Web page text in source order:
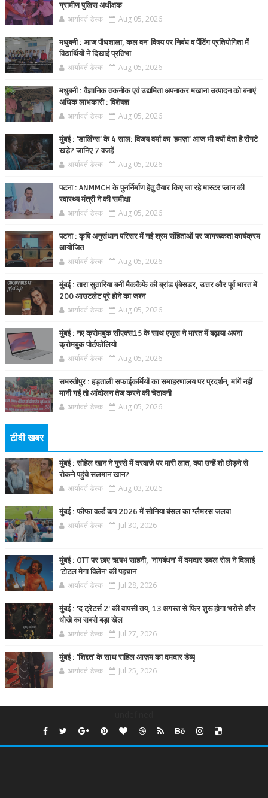
ग्रामीण पुलिस अधीक्षक
आर्यावर्त डेस्क Aug 05, 2026
मधुबनी : आज पौधशाला, कल वन' विषय पर निबंध व पेंटिंग प्रतियोगिता में
विद्यार्थियों ने दिखाई प्रतिभा
आर्यावर्त डेस्क Aug 05, 2026
मधुबनी : वैज्ञानिक तकनीक एवं उद्यमिता अपनाकर मखाना उत्पादन को बनाएं
अधिक लाभकारी : विशेषज्ञ
आर्यावर्त डेस्क Aug 05, 2026
मुंबई : 'डार्लिंग्स' के 4 साल: विजय वर्मा का 'हमज़ा' आज भी क्यों देता है रोंगटे
खड़े? जानिए 7 वजहें
आर्यावर्त डेस्क Aug 05, 2026
पटना : ANMMCH के पुनर्निर्माण हेतु तैयार किए जा रहे मास्टर प्लान की
स्वास्थ्य मंत्री ने की समीक्षा
आर्यावर्त डेस्क Aug 05, 2026
पटना : कृषि अनुसंधान परिसर में नई श्रम संहिताओं पर जागरूकता कार्यक्रम
आयोजित
आर्यावर्त डेस्क Aug 05, 2026
मुंबई : तारा सुतारिया बनीं मैककैफे की ब्रांड एंबेसडर, उत्तर और पूर्व भारत में
200 आउटलेट पूरे होने का जश्न
आर्यावर्त डेस्क Aug 05, 2026
मुंबई : नए क्रोमबुक सीएक्स15 के साथ एसुस ने भारत में बढ़ाया अपना
क्रोमबुक पोर्टफोलियो
आर्यावर्त डेस्क Aug 05, 2026
समस्तीपुर : हड़ताली सफाईकर्मियों का समाहरणालय पर प्रदर्शन, मांगें नहीं
मानी गईं तो आंदोलन तेज करने की चेतावनी
आर्यावर्त डेस्क Aug 05, 2026
टीवी खबर
मुंबई : सोहेल खान ने गुस्से में दरवाज़े पर मारी लात, क्या उन्हें शो छोड़ने से
रोकने पहुंचे सलमान खान?
आर्यावर्त डेस्क Aug 03, 2026
मुंबई : फीफा वर्ल्ड कप 2026 में सोनिया बंसल का ग्लैमरस जलवा
आर्यावर्त डेस्क Jul 30, 2026
मुंबई : OTT पर छाए ऋषभ साहनी, 'नागबंधन' में दमदार डबल रोल ने दिलाई
'टोटल मेगा विलेन' की पहचान
आर्यावर्त डेस्क Jul 28, 2026
मुंबई : 'द ट्रेटर्स 2' की वापसी तय, 13 अगस्त से फिर शुरू होगा भरोसे और
धोखे का सबसे बड़ा खेल
आर्यावर्त डेस्क Jul 27, 2026
मुंबई : 'शिद्दत' के साथ राहिल आज़म का दमदार डेब्यू
आर्यावर्त डेस्क Jul 25, 2026